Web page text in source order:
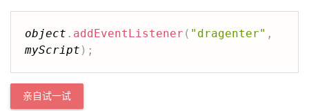
object . addEventListener ( "dragenter" ,
myScript ) ;
亲自试一试